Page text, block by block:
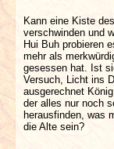
Kann eine Kiste
verschwinden und
Hui Buh probieren
mehr als
gesessen hat. Ist
Versuch, Licht ins
ausgerechnet
der alles nur noch
herausfinden, was
die Alte sein?